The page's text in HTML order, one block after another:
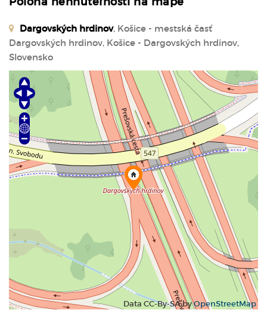
Dargovských hrdinov, Košice - mestská časť
Dargovských hrdinov, Košice - Dargovských hrdinov,
Slovensko
Data CC-By-SA byOpenStreetMap